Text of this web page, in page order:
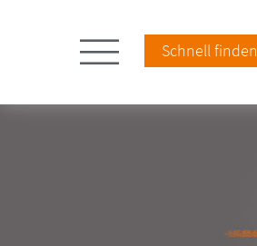
Schnell finden